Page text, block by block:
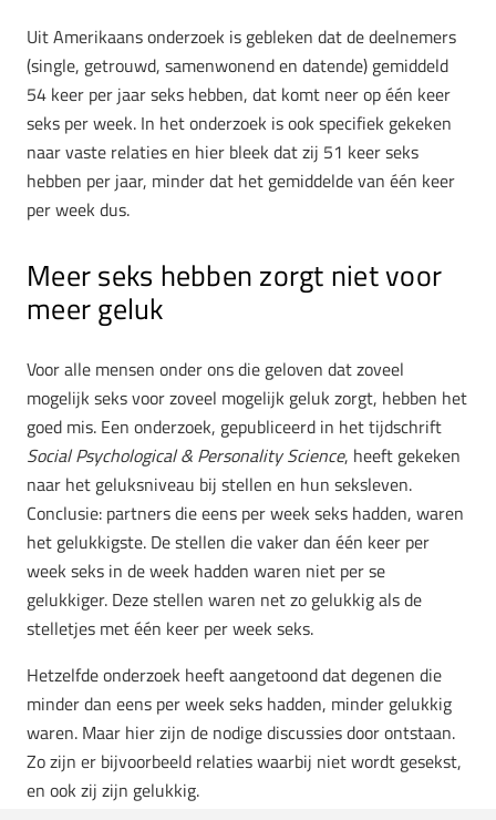
Uit Amerikaans onderzoek is gebleken dat de deelnemers
(single, getrouwd, samenwonend en datende) gemiddeld
54 keer per jaar seks hebben, dat komt neer op één keer
seks per week. In het onderzoek is ook specifiek gekeken
naar vaste relaties en hier bleek dat zij 51 keer seks
hebben per jaar, minder dat het gemiddelde van één keer
per week dus.
Meer seks hebben zorgt niet voor
meer geluk
Voor alle mensen onder ons die geloven dat zoveel
mogelijk seks voor zoveel mogelijk geluk zorgt, hebben het
goed mis. Een onderzoek, gepubliceerd in het tijdschrift
Social Psychological & Personality Science, heeft gekeken
naar het geluksniveau bij stellen en hun seksleven.
Conclusie: partners die eens per week seks hadden, waren
het gelukkigste. De stellen die vaker dan één keer per
week seks in de week hadden waren niet per se
gelukkiger. Deze stellen waren net zo gelukkig als de
stelletjes met één keer per week seks.
Hetzelfde onderzoek heeft aangetoond dat degenen die
minder dan eens per week seks hadden, minder gelukkig
waren. Maar hier zijn de nodige discussies door ontstaan.
Zo zijn er bijvoorbeeld relaties waarbij niet wordt gesekst,
en ook zij zijn gelukkig.